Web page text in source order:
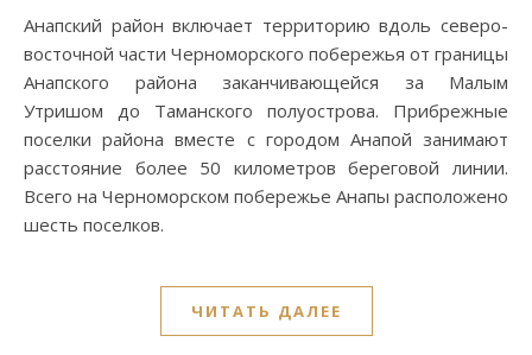
Анапский район включает территорию вдоль северо-
восточной части Черноморского побережья от границы
Анапского района заканчивающейся за Малым
Утришом до Таманского полуострова. Прибрежные
поселки района вместе с городом Анапой занимают
расстояние более 50 километров береговой линии.
Всего на Черноморском побережье Анапы расположено
шесть поселков.
ЧИТАТЬ ДАЛЕЕ